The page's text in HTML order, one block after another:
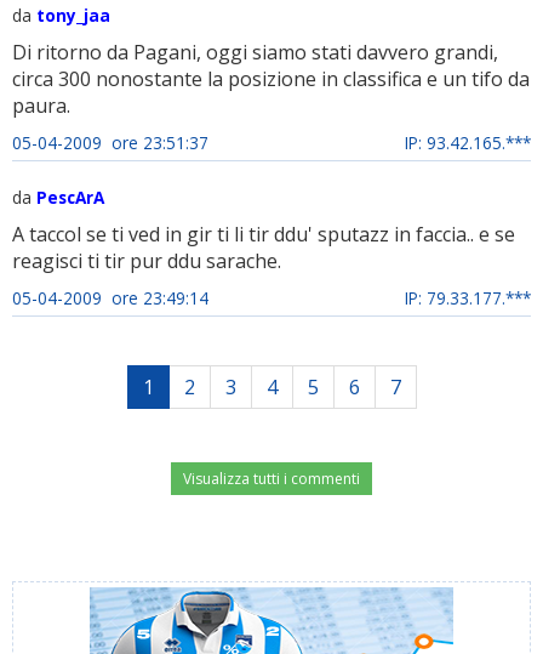
da tony_jaa
Di ritorno da Pagani, oggi siamo stati davvero grandi,
circa 300 nonostante la posizione in classifica e un tifo da
paura.
05-04-2009 ore 23:51:37 IP: 93.42.165.***
da PescArA
A taccol se ti ved in gir ti li tir ddu' sputazz in faccia.. e se
reagisci ti tir pur ddu sarache.
05-04-2009 ore 23:49:14 IP: 79.33.177.***
1 2 3 4 5 6 7
Visualizza tutti i commenti